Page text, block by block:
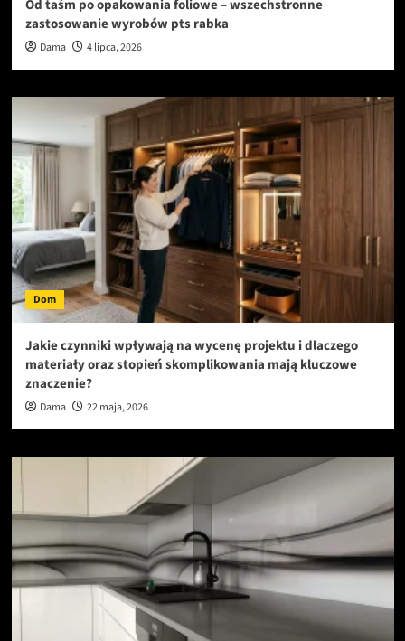
Od taśm po opakowania foliowe – wszechstronne
zastosowanie wyrobów pts rabka
Dama 4 lipca, 2026
Dom
Jakie czynniki wpływają na wycenę projektu i dlaczego
materiały oraz stopień skomplikowania mają kluczowe
znaczenie?
Dama 22 maja, 2026